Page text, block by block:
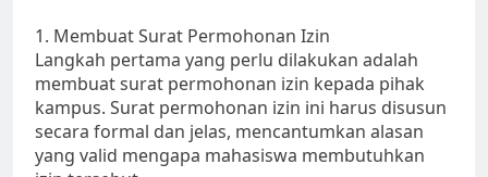
1. Membuat Surat Permohonan Izin
Langkah pertama yang perlu dilakukan adalah
membuat surat permohonan izin kepada pihak
kampus. Surat permohonan izin ini harus disusun
secara formal dan jelas, mencantumkan alasan
yang valid mengapa mahasiswa membutuhkan